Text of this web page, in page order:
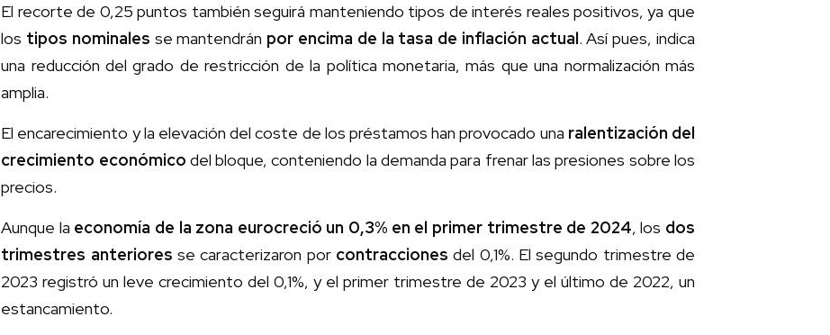
El recorte de 0,25 puntos también seguirá manteniendo tipos de interés reales positivos, ya que
los tipos nominales se mantendrán por encima de la tasa de inflación actual. Así pues, indica
una reducción del grado de restricción de la política monetaria, más que una normalización más
amplia.
El encarecimiento y la elevación del coste de los préstamos han provocado una ralentización del
crecimiento económico del bloque, conteniendo la demanda para frenar las presiones sobre los
precios.
Aunque la economía de la zona eurocreció un 0,3% en el primer trimestre de 2024, los dos
trimestres anteriores se caracterizaron por contracciones del 0,1%. El segundo trimestre de
2023 registró un leve crecimiento del 0,1%, y el primer trimestre de 2023 y el último de 2022, un
estancamiento.